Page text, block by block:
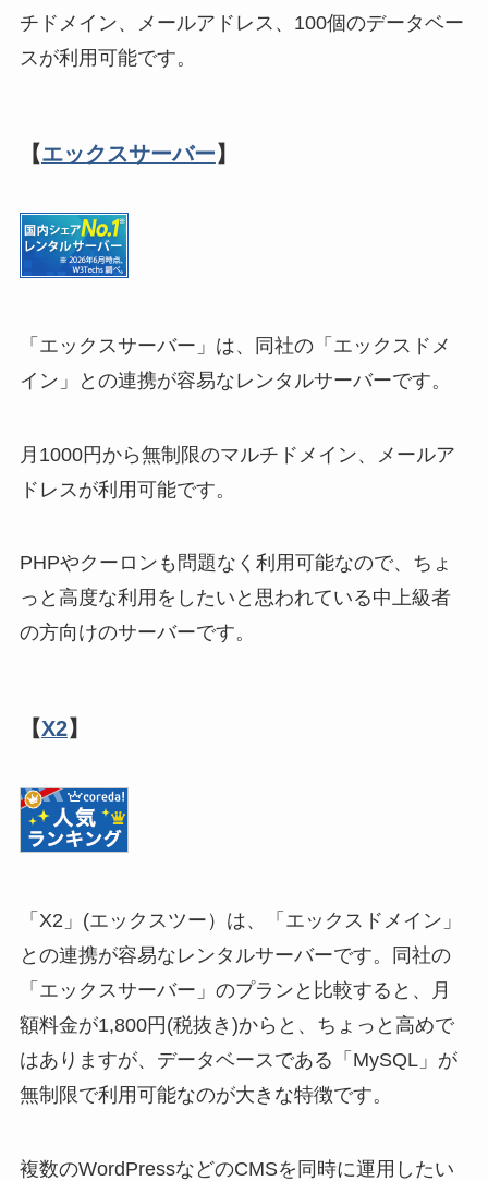
チドメイン、メールアドレス、100個のデータベー
スが利用可能です。
【エックスサーバー】
「エックスサーバー」は、同社の「エックスドメ
イン」との連携が容易なレンタルサーバーです。
月1000円から無制限のマルチドメイン、メールア
ドレスが利用可能です。
PHPやクーロンも問題なく利用可能なので、ちょ
っと高度な利用をしたいと思われている中上級者
の方向けのサーバーです。
【X2】
「X2」(エックスツー）は、「エックスドメイン」
との連携が容易なレンタルサーバーです。同社の
「エックスサーバー」のプランと比較すると、月
額料金が1,800円(税抜き)からと、ちょっと高めで
はありますが、データベースである「MySQL」が
無制限で利用可能なのが大きな特徴です。
複数のWordPressなどのCMSを同時に運用したい